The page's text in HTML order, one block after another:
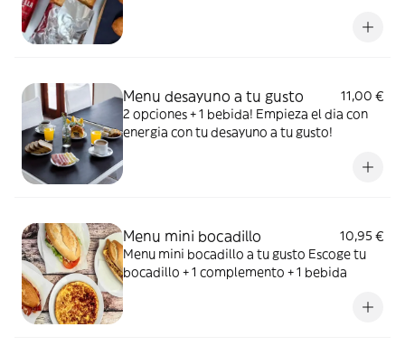
Menu desayuno a tu gusto
11,00 €
2 opciones + 1 bebida! Empieza el dia con
energia con tu desayuno a tu gusto!
Menu mini bocadillo
10,95 €
Menu mini bocadillo a tu gusto Escoge tu
bocadillo + 1 complemento + 1 bebida